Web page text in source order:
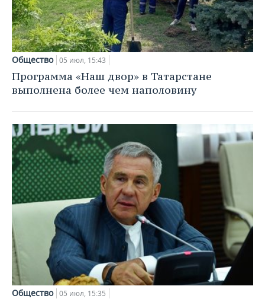
Общество 05 июл, 15:43
Программа «Наш двор» в Татарстане
выполнена более чем наполовину
Общество 05 июл, 15:35